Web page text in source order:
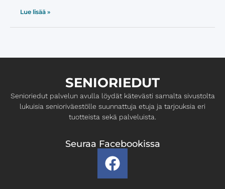
Lue lisää »
SENIORIEDUT
Senioriedut palvelun avulla löydät kätevästi samalta ​sivustolta
lukuisia senioriväestölle suunnattuja etuja ja ​tarjouksia eri
tuotteista sekä palveluista.
Seuraa Facebookissa